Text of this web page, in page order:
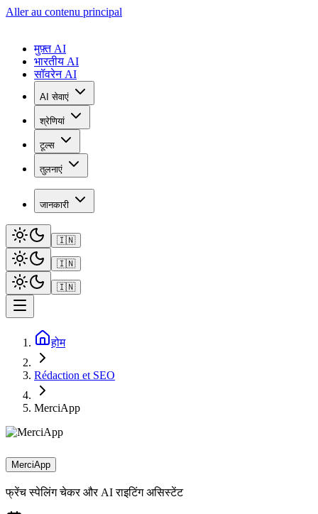
Aller au contenu principal
मुफ़्त AI
भारतीय AI
सॉवरेन AI
AI सेवाएं
श्रेणियां
टूल्स
तुलनाएं
जानकारी
🇮🇳
🇮🇳
🇮🇳
होम
Rédaction et SEO
MerciApp
MerciApp
फ्रेंच स्पेलिंग चेकर और AI राइटिंग असिस्टेंट